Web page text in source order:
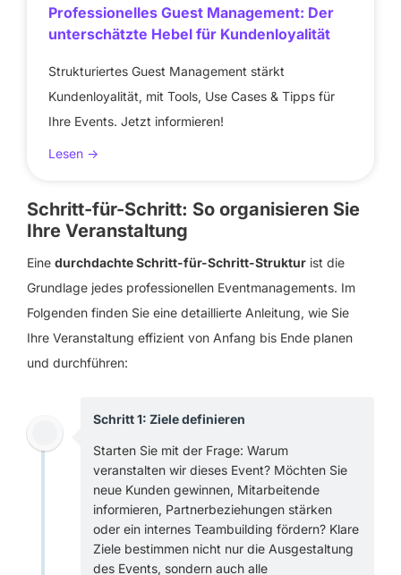
Professionelles Guest Management: Der
unterschätzte Hebel für Kundenloyalität
Strukturiertes Guest Management stärkt
Kundenloyalität, mit Tools, Use Cases & Tipps für
Ihre Events. Jetzt informieren!
Lesen ->
Schritt-für-Schritt: So organisieren Sie
Ihre Veranstaltung
Eine durchdachte Schritt-für-Schritt-Struktur ist die
Grundlage jedes professionellen Eventmanagements. Im
Folgenden finden Sie eine detaillierte Anleitung, wie Sie
Ihre Veranstaltung effizient von Anfang bis Ende planen
und durchführen:
Schritt 1: Ziele definieren
Starten Sie mit der Frage: Warum
veranstalten wir dieses Event? Möchten Sie
neue Kunden gewinnen, Mitarbeitende
informieren, Partnerbeziehungen stärken
oder ein internes Teambuilding fördern? Klare
Ziele bestimmen nicht nur die Ausgestaltung
des Events, sondern auch alle